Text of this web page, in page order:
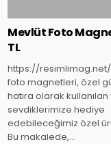
Mevlüt Foto
TL
https://
foto magnetleri, özel
hatıra olarak kullanılan
sevdiklerimize hediye
edebileceğimiz özel
Bu makalede,…